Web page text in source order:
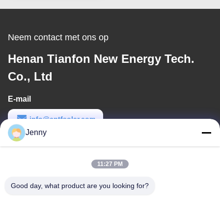
en Eenvoudige Installatie
Neem contact met ons op
Henan Tianfon New Energy Tech.
Co., Ltd
E-mail
info@cntfsolar.com
Werktijd
Jenny
11:27 PM
Good day, what product are you looking for?